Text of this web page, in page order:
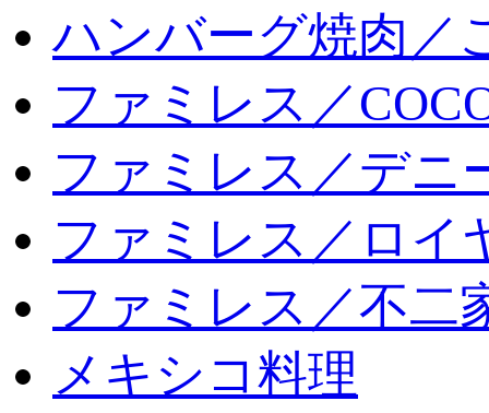
ハンバーグ焼肉／
ファミレス／
ファミレス／デニ
ファミレス／ロイ
ファミレス／不二
メキシコ料理